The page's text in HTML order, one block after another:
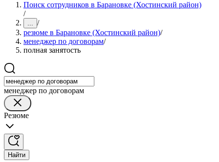
Поиск сотрудников в Барановке (Хостинский район)
/
... /
резюме в Барановке (Хостинский район)/
менеджер по договорам/
полная занятость
менеджер по договорам
Резюме
Найти